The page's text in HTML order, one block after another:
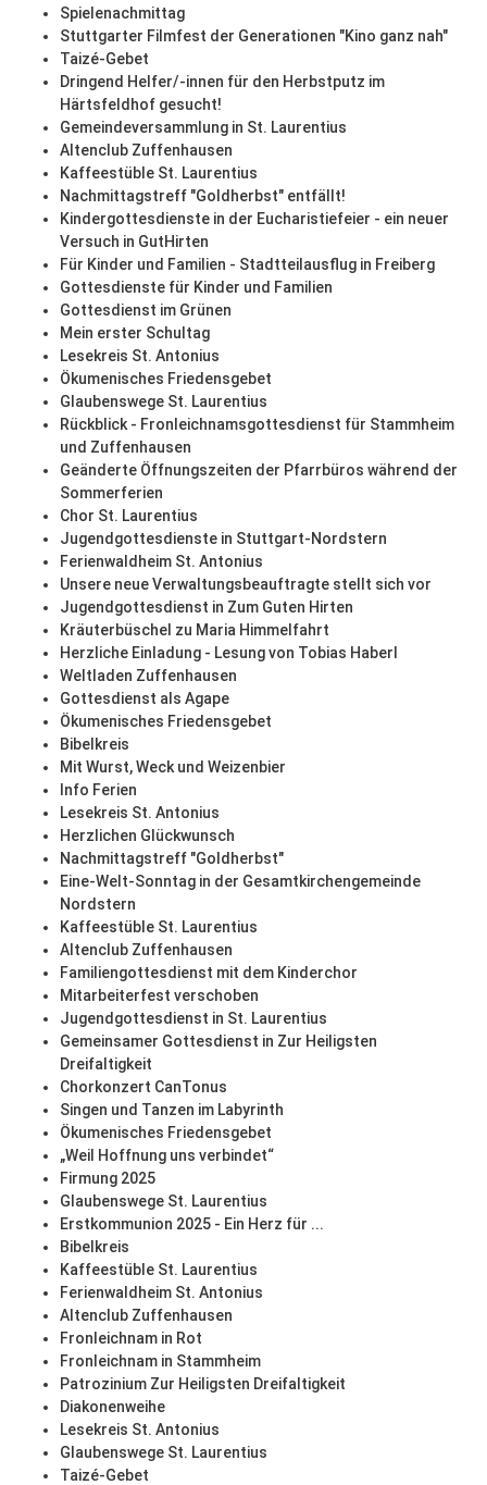
Spielenachmittag
Stuttgarter Filmfest der Generationen "Kino ganz nah"
Taizé-Gebet
Dringend Helfer/-innen für den Herbstputz im
Härtsfeldhof gesucht!
Gemeindeversammlung in St. Laurentius
Altenclub Zuffenhausen
Kaffeestüble St. Laurentius
Nachmittagstreff "Goldherbst" entfällt!
Kindergottesdienste in der Eucharistiefeier - ein neuer
Versuch in GutHirten
Für Kinder und Familien - Stadtteilausflug in Freiberg
Gottesdienste für Kinder und Familien
Gottesdienst im Grünen
Mein erster Schultag
Lesekreis St. Antonius
Ökumenisches Friedensgebet
Glaubenswege St. Laurentius
Rückblick - Fronleichnamsgottesdienst für Stammheim
und Zuffenhausen
Geänderte Öffnungszeiten der Pfarrbüros während der
Sommerferien
Chor St. Laurentius
Jugendgottesdienste in Stuttgart-Nordstern
Ferienwaldheim St. Antonius
Unsere neue Verwaltungsbeauftragte stellt sich vor
Jugendgottesdienst in Zum Guten Hirten
Kräuterbüschel zu Maria Himmelfahrt
Herzliche Einladung - Lesung von Tobias Haberl
Weltladen Zuffenhausen
Gottesdienst als Agape
Ökumenisches Friedensgebet
Bibelkreis
Mit Wurst, Weck und Weizenbier
Info Ferien
Lesekreis St. Antonius
Herzlichen Glückwunsch
Nachmittagstreff "Goldherbst"
Eine-Welt-Sonntag in der Gesamtkirchengemeinde
Nordstern
Kaffeestüble St. Laurentius
Altenclub Zuffenhausen
Familiengottesdienst mit dem Kinderchor
Mitarbeiterfest verschoben
Jugendgottesdienst in St. Laurentius
Gemeinsamer Gottesdienst in Zur Heiligsten
Dreifaltigkeit
Chorkonzert CanTonus
Singen und Tanzen im Labyrinth
Ökumenisches Friedensgebet
„Weil Hoffnung uns verbindet“
Firmung 2025
Glaubenswege St. Laurentius
Erstkommunion 2025 - Ein Herz für ...
Bibelkreis
Kaffeestüble St. Laurentius
Ferienwaldheim St. Antonius
Altenclub Zuffenhausen
Fronleichnam in Rot
Fronleichnam in Stammheim
Patrozinium Zur Heiligsten Dreifaltigkeit
Diakonenweihe
Lesekreis St. Antonius
Glaubenswege St. Laurentius
Taizé-Gebet